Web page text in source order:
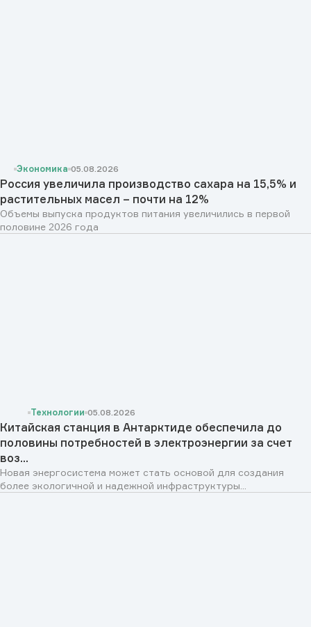
Экономика 05.08.2026
Россия увеличила производство сахара на 15,5% и
растительных масел – почти на 12%
Объемы выпуска продуктов питания увеличились в первой
половине 2026 года
Технологии 05.08.2026
Китайская станция в Антарктиде обеспечила до
половины потребностей в электроэнергии за счет
воз...
Новая энергосистема может стать основой для создания
более экологичной и надежной инфраструктуры...